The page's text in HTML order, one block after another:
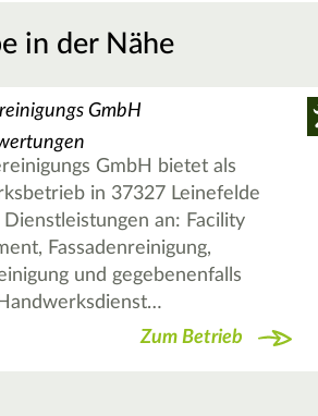
in der Nähe
GmbH
GmbH bietet als
in 37327 Leinefelde
an: Facility
Fassadenreinigung,
und gegebenenfalls
Zum Betrieb